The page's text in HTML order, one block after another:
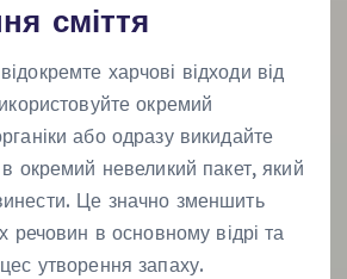
сміття
харчові відходи від
окремий
або одразу викидайте
в окремий невеликий пакет, який
Це значно зменшить
речовин в основному відрі та
утворення запаху.